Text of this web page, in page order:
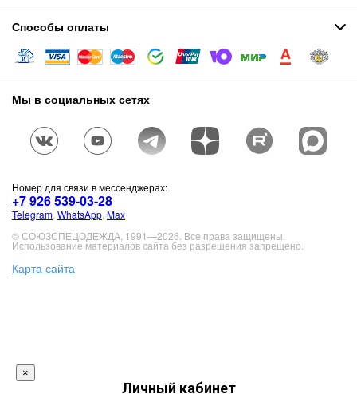
Способы оплаты
Мы в социальных сетях
Номер для связи в мессенджерах:
+7 926 539-03-28
Telegram WhatsApp Max
© СОЮЗСПЕЦОДЕЖДА, 1991—2026. Все права защищены.
Использование материалов сайта без разрешения запрещено.
Карта сайта
×
Личный кабинет